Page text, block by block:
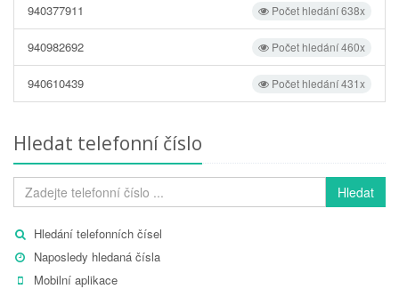
Počet hledání 638x
940377911
Počet hledání 460x
940982692
Počet hledání 431x
940610439
Hledat telefonní číslo
Hledat
Hledání telefonních čísel
Naposledy hledaná čísla
Mobilní aplikace